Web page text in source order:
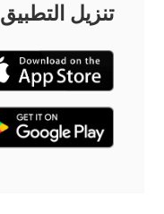
تنزيل التطبيق